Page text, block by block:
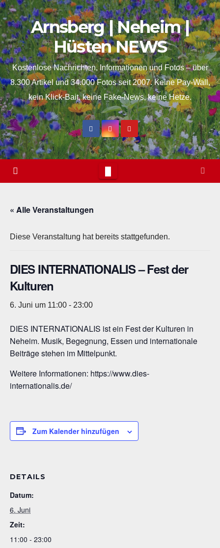
Skip
to
content
Arnsberg | Neheim |
Hüsten NEWS
Kostenlose Nachrichten, Informationen und Fotos – über
8.300 Artikel und 34.000 Fotos seit 2007. Keine Pay-Wall,
kein Klick-Bait, keine Fake-News, keine Hetze.
« Alle Veranstaltungen
Diese Veranstaltung hat bereits stattgefunden.
DIES INTERNATIONALIS – Fest der
Kulturen
6. Juni um 11:00 - 23:00
DIES INTERNATIONALIS ist ein Fest der Kulturen in
Neheim. Musik, Begegnung, Essen und internationale
Beiträge stehen im Mittelpunkt.
Weitere Informationen: https://www.dies-
internationalis.de/
Zum Kalender hinzufügen
DETAILS
Datum:
6. Juni
Zeit:
11:00 - 23:00